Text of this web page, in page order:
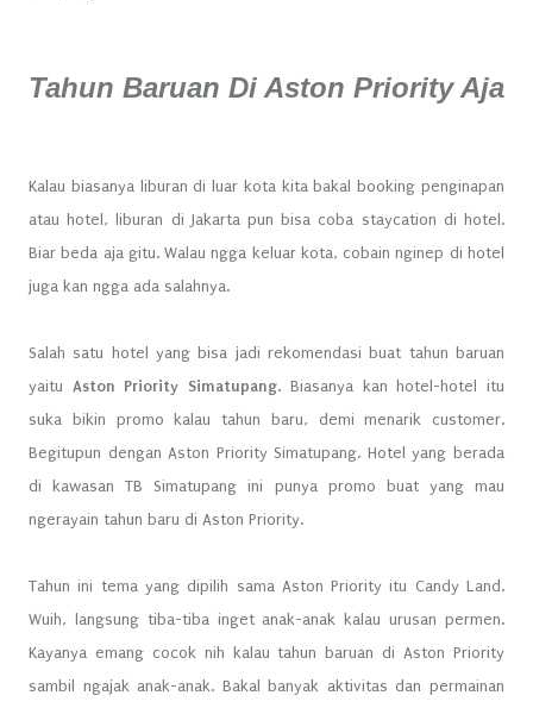
Tahun Baruan Di Aston Priority Aja
Kalau biasanya liburan di luar kota kita bakal booking penginapan
atau hotel, liburan di Jakarta pun bisa coba staycation di hotel.
Biar beda aja gitu. Walau ngga keluar kota, cobain nginep di hotel
juga kan ngga ada salahnya.
Salah satu hotel yang bisa jadi rekomendasi buat tahun baruan
yaitu Aston Priority Simatupang. Biasanya kan hotel-hotel itu
suka bikin promo kalau tahun baru, demi menarik customer.
Begitupun dengan Aston Priority Simatupang. Hotel yang berada
di kawasan TB Simatupang ini punya promo buat yang mau
ngerayain tahun baru di Aston Priority.
Tahun ini tema yang dipilih sama Aston Priority itu Candy Land.
Wuih, langsung tiba-tiba inget anak-anak kalau urusan permen.
Kayanya emang cocok nih kalau tahun baruan di Aston Priority
sambil ngajak anak-anak. Bakal banyak aktivitas dan permainan